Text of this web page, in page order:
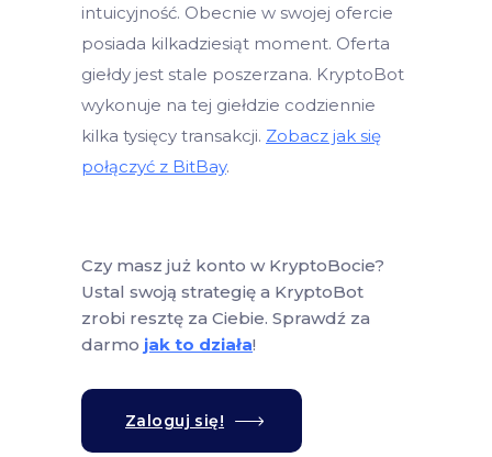
intuicyjność. Obecnie w swojej ofercie
posiada kilkadziesiąt moment. Oferta
giełdy jest stale poszerzana. KryptoBot
wykonuje na tej giełdzie codziennie
kilka tysięcy transakcji. Zobacz jak się
połączyć z BitBay.
Czy masz już konto w KryptoBocie?
Ustal swoją strategię a KryptoBot
zrobi resztę za Ciebie. Sprawdź za
darmo jak to działa!
Zaloguj się!